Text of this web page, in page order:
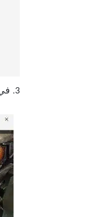
3. في شريط البحث في الجزء العلوي ، اكتب